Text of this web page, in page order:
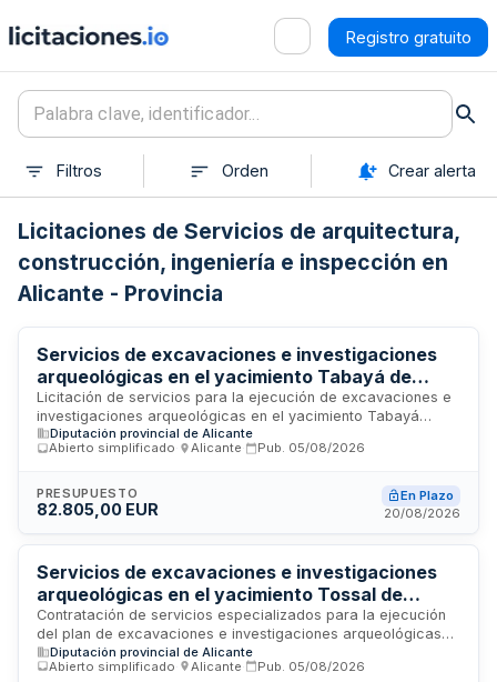
Registro gratuito
Filtros Orden Crear alerta
Licitaciones de Servicios de arquitectura,
construcción, ingeniería e inspección en
Alicante - Provincia
Servicios de excavaciones e investigaciones
arqueológicas en el yacimiento Tabayá de
Aspe para el Museo Arqueológico de Alicante
Licitación de servicios para la ejecución de excavaciones e
investigaciones arqueológicas en el yacimiento Tabayá
ubicado en Aspe, desarrollado por la Diputación Provincial
de Alicante a través del Museo Arqueológico de Alicante.
documentación, análisis y todas las actividades necesarias
para el plan de excavaciones programado para la anualidad
Diputación provincial de Alicante
Abierto simplificado
Alicante Pub. 05/08/2026
PRESUPUESTO
82.805,00 EUR
En Plazo
20/08/2026
Servicios de excavaciones e investigaciones
arqueológicas en el yacimiento Tossal de
Manises-Lucentum para el Museo Arqueológico
de Alicante
Contratación de servicios especializados para la ejecución
del plan de excavaciones e investigaciones arqueológicas
en el yacimiento Tossal de Manises-Lucentum, ubicado en
Alicante. La Diputación Provincial requiere profesionales
Diputación provincial de Alicante
Abierto simplificado
Alicante Pub. 05/08/2026